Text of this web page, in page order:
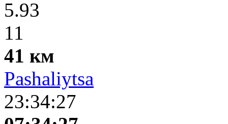
5.93
11
41 км
Pashaliytsa
23:34:27